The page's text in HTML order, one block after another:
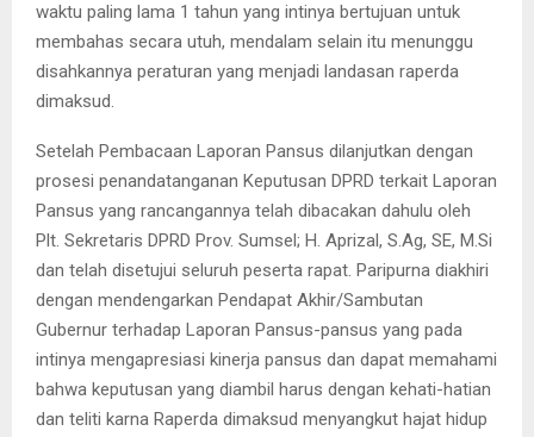
waktu paling lama 1 tahun yang intinya bertujuan untuk
membahas secara utuh, mendalam selain itu menunggu
disahkannya peraturan yang menjadi landasan raperda
dimaksud.
Setelah Pembacaan Laporan Pansus dilanjutkan dengan
prosesi penandatanganan Keputusan DPRD terkait Laporan
Pansus yang rancangannya telah dibacakan dahulu oleh
Plt. Sekretaris DPRD Prov. Sumsel; H. Aprizal, S.Ag, SE, M.Si
dan telah disetujui seluruh peserta rapat. Paripurna diakhiri
dengan mendengarkan Pendapat Akhir/Sambutan
Gubernur terhadap Laporan Pansus-pansus yang pada
intinya mengapresiasi kinerja pansus dan dapat memahami
bahwa keputusan yang diambil harus dengan kehati-hatian
dan teliti karna Raperda dimaksud menyangkut hajat hidup